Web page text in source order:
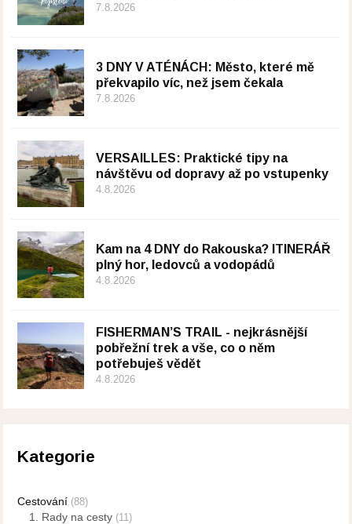
7.8.2026
3 DNY V ATÉNÁCH: Město, které mě
překvapilo víc, než jsem čekala
7.8.2026
VERSAILLES: Praktické tipy na
návštěvu od dopravy až po vstupenky
4.8.2026
Kam na 4 DNY do Rakouska? ITINERÁŘ
plný hor, ledovců a vodopádů
4.8.2026
FISHERMAN’S TRAIL - nejkrásnější
pobřežní trek a vše, co o něm
potřebuješ vědět
4.8.2026
Kategorie
Cestování (88)
1. Rady na cesty (11)